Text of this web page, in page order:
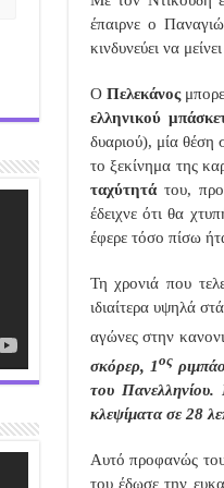
έπαιρνε ο
κινδυνεύει να
Ο Πελεκάνος
ελληνικού
δυαριού), μία θέση
το ξεκίνημα της
ταχύτητά του,
έδειχνε ότι θα
έφερε τόσο πίσω
Τη χρονιά που
ιδιαίτερα υψηλά
αγώνες στην
σκόρερ, 1ος
του
κλεψίματα σε 28
Αυτό προφανώς
του έδωσε την